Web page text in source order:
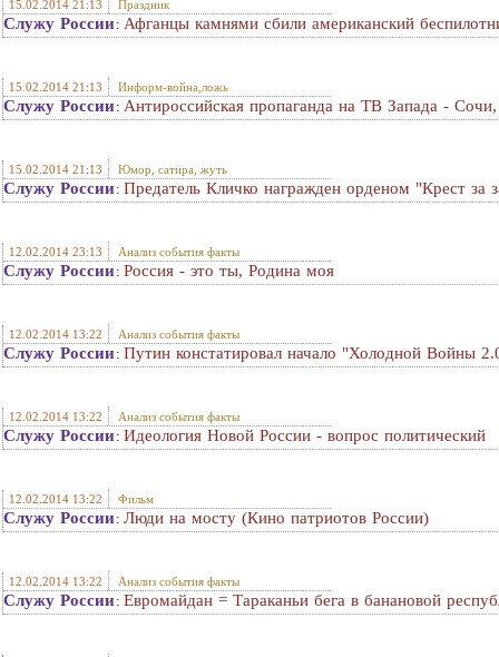
15.02.2014 21:13 Праздник
Служу России: Афганцы камнями сбили американский
15.02.2014 21:13 Информ-война,ложь
Служу России: Антироссийская пропаганда на ТВ Запада -
15.02.2014 21:13 Юмор, сатира, жуть
Служу России: Предатель Кличко награжден орденом "Крест за
12.02.2014 23:13 Анализ события факты
Служу России: Россия - это ты, Родина моя
12.02.2014 13:22 Анализ события факты
Служу России: Путин констатировал начало "Холодной Войны
12.02.2014 13:22 Анализ события факты
Служу России: Идеология Новой России - вопрос политический
12.02.2014 13:22 Фильм
Служу России: Люди на мосту (Кино патриотов России)
12.02.2014 13:22 Анализ события факты
Служу России: Евромайдан = Тараканьи бега в банановой